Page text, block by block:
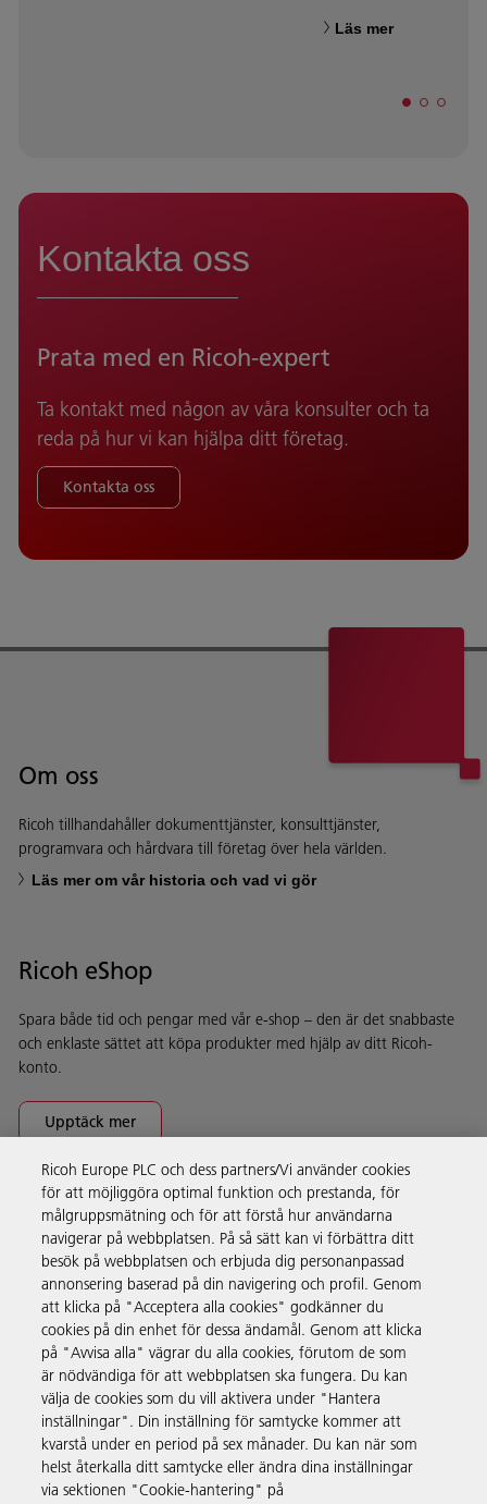
Läs mer
Kontakta oss
Prata med en Ricoh-expert
Ta kontakt med någon av våra konsulter och ta
reda på hur vi kan hjälpa ditt företag.
Kontakta oss
Om oss
Ricoh tillhandahåller dokumenttjänster, konsulttjänster,
programvara och hårdvara till företag över hela världen.
Läs mer om vår historia och vad vi gör
Ricoh eShop
Spara både tid och pengar med vår e-shop – den är det snabbaste
och enklaste sättet att köpa produkter med hjälp av ditt Ricoh-
konto.
Upptäck mer
Företagslösningar
Produkter och tjänster
Support och kontakt
Resurser
Följ oss
Ricoh Europe PLC och dess partners/Vi använder cookies
för att möjliggöra optimal funktion och prestanda, för
målgruppsmätning och för att förstå hur användarna
navigerar på webbplatsen. På så sätt kan vi förbättra ditt
besök på webbplatsen och erbjuda dig personanpassad
annonsering baserad på din navigering och profil. Genom
att klicka på "Acceptera alla cookies" godkänner du
cookies på din enhet för dessa ändamål. Genom att klicka
på "Avvisa alla" vägrar du alla cookies, förutom de som
är nödvändiga för att webbplatsen ska fungera. Du kan
välja de cookies som du vill aktivera under "Hantera
inställningar". Din inställning för samtycke kommer att
kvarstå under en period på sex månader. Du kan när som
helst återkalla ditt samtycke eller ändra dina inställningar
via sektionen "Cookie-hantering" på